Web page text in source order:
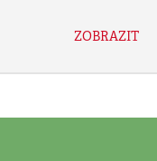
ZOBRAZIT